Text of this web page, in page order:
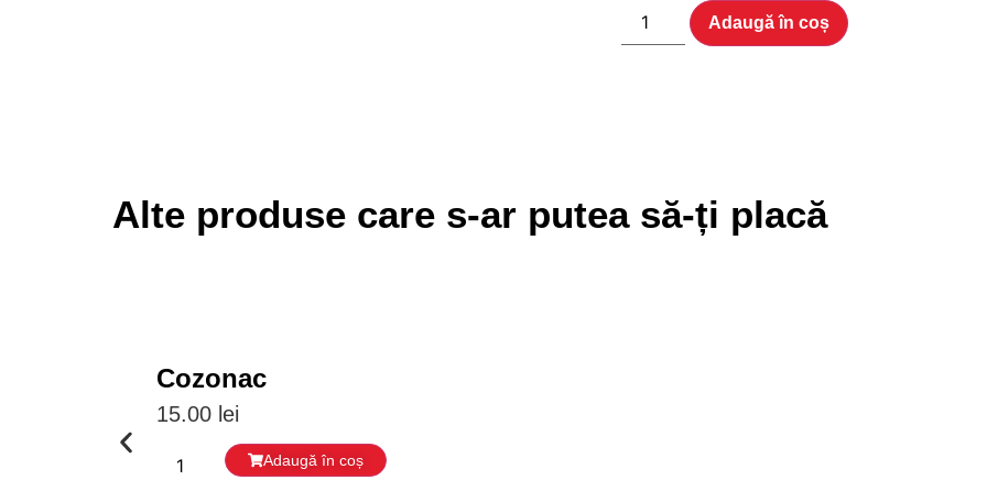
Adaugă în coș
Alte produse care s-ar putea să-ți placă
Cozonac
15.00 lei
Adaugă în coș